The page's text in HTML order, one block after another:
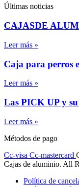
Últimas noticias
CAJASDE
Leer más »
Caja para perros
Leer más »
Las PICK UP y
Leer más »
Métodos de pago
Cc-visa Cc-mastercard
Cajas de aluminio. All
Política de